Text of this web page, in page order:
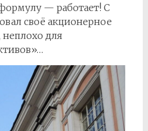
— работает! С
своё акционерное
для